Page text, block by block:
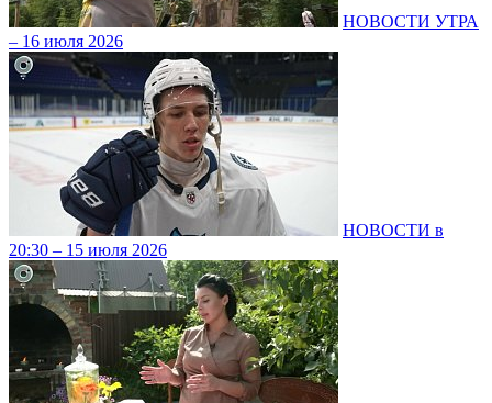
НОВОСТИ УТРА
– 16 июля 2026
НОВОСТИ в
20:30 – 15 июля 2026